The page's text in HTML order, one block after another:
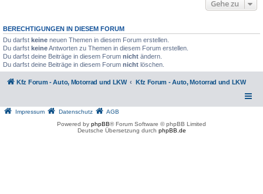
Gehe zu
BERECHTIGUNGEN IN DIESEM FORUM
Du darfst keine neuen Themen in diesem Forum erstellen.
Du darfst keineAntworten zu Themen in diesem Forum erstellen.
Du darfst deine Beiträge in diesem Forum nicht ändern.
Du darfst deine Beiträge in diesem Forum nicht löschen.
Kfz Forum - Auto, Motorrad und LKW Kfz Forum - Auto, Motorrad und LKW
Impressum Datenschutz
AGB
Powered by phpBB® Forum Software © phpBB Limited
Deutsche Übersetzung durch phpBB.de